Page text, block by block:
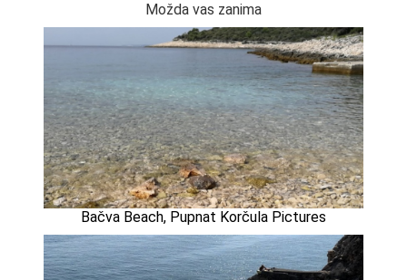
Možda vas zanima
Bačva Beach, Pupnat Korčula Pictures